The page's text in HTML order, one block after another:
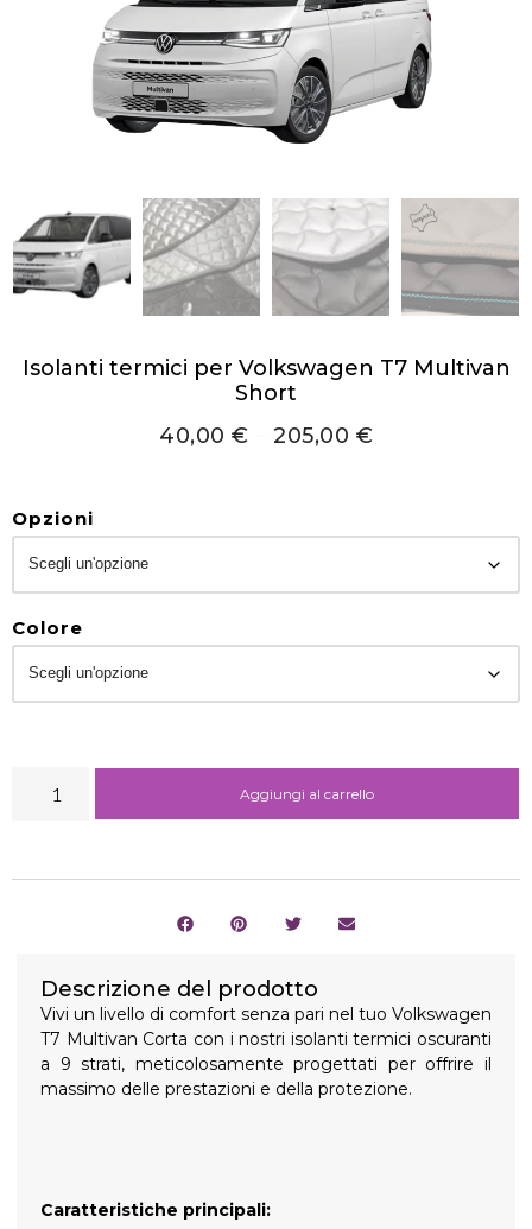
Isolanti termici per Volkswagen T7 Multivan
Short
40,00 € 205,00 €
Opzioni
Colore
Aggiungi al carrello
Descrizione del prodotto
Vivi un livello di comfort senza pari nel tuo Volkswagen
T7 Multivan Corta con i nostri isolanti termici oscuranti
a 9 strati, meticolosamente progettati per offrire il
massimo delle prestazioni e della protezione.
Caratteristiche principali: